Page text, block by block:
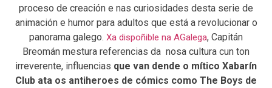
proceso de creación e nas curiosidades desta serie de
animación e humor para adultos que está a revolucionar o
panorama galego. Xa dispoñible na AGalega, Capitán
Breomán mestura referencias da nosa cultura cun ton
irreverente, influencias que van dende o mítico Xabarín
Club ata os antiheroes de cómics como The Boys de